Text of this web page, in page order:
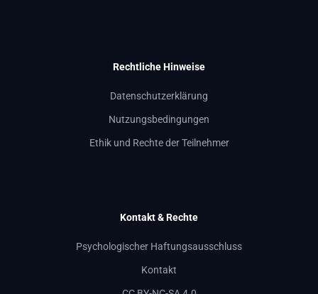
Rechtliche Hinweise
Datenschutzerklärung
Nutzungsbedingungen
Ethik und Rechte der Teilnehmer
Kontakt & Rechte
Psychologischer Haftungsausschluss
Kontakt